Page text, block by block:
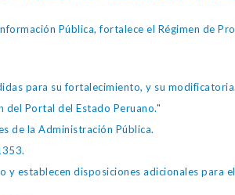
Pública, fortalece el Régimen de
para su fortalecimiento, y su modificatoria.
Portal del Estado Peruano."
de la Administración Pública.
establecen disposiciones adicionales para